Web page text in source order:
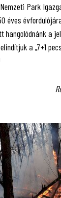
Park
éves
hangolódnánk a
a „7+1